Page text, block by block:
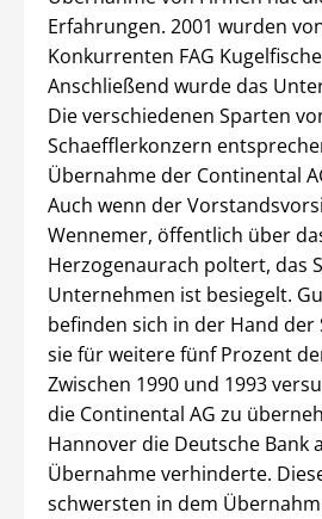
Erfahrungen. 2001 wurden
Konkurrenten FAG
Anschließend wurde das
Die verschiedenen Sparten
Schaefflerkonzern
Übernahme der Continental
Auch wenn der
Wennemer, öffentlich über
Herzogenaurach poltert, das
Unternehmen ist besiegelt.
befinden sich in der Hand
sie für weitere fünf Prozent
Zwischen 1990 und 1993
die Continental AG zu
Hannover die Deutsche Bank
Übernahme verhinderte.
schwersten in dem